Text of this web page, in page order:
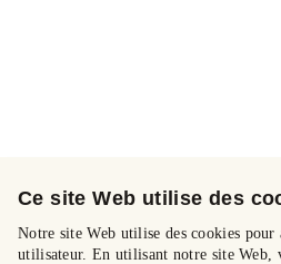
Ce site Web utilise des
Notre site Web utilise des cookies
utilisateur. En utilisant notre site Web,